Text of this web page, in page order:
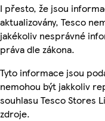
I přesto, že jsou
aktualizovány, Tesco
jakékoliv nesprávné
práva dle zákona.
Tyto informace jsou
nemohou být jakkoliv
souhlasu Tesco Stores
zdroje.